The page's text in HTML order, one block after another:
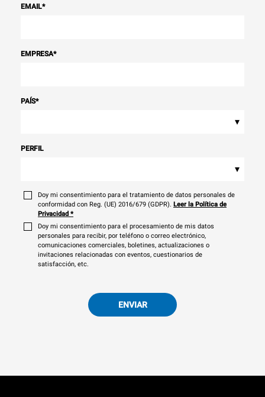
EMAIL*
EMPRESA*
PAÍS*
▾
PERFIL
▾
Doy mi consentimiento para el tratamiento de datos personales de
conformidad con Reg. (UE) 2016/679 (GDPR). Leer la Política de
Privacidad *
Doy mi consentimiento para el procesamiento de mis datos
personales para recibir, por teléfono o correo electrónico,
comunicaciones comerciales, boletines, actualizaciones o
invitaciones relacionadas con eventos, cuestionarios de
satisfacción, etc.
ENVIAR